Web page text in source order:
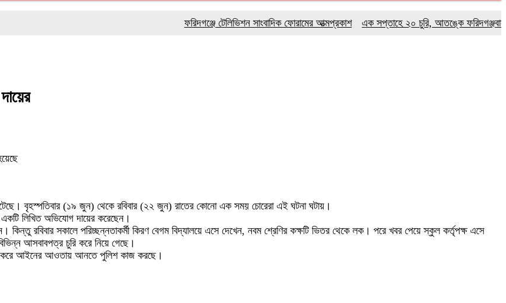
ফরিদগঞ্জে টেলিভিশন সাংবাদিক ফোরামের আত্মপ্রকাশ এক সপ্তাহে ২০ চুরি, আতঙ্কে ফরিদগঞ্জবাসী
ঘটেছে। বৃহস্পতিবার (১৯ জুন) থেকে রবিবার (২২ জুন) রাতের কোনো এক সময় চোরেরা এই ঘটনা ঘটায়।
লিখিত অভিযোগ দায়ের করেছেন।
কিন্তু রবিবার সকালে পরিচ্ছন্নতাকর্মী কিরণ বেগম বিদ্যালয়ে এসে দেখেন, নবম শ্রেণির কক্ষটি ভিতর থেকে লক। পরে খবর পেয়ে স্কুল কর্তৃপক্ষ এসে
আসবাবপত্র চুরি করে নিয়ে গেছে।
করে আইনের আওতায় আনতে পুলিশ কাজ করছে।